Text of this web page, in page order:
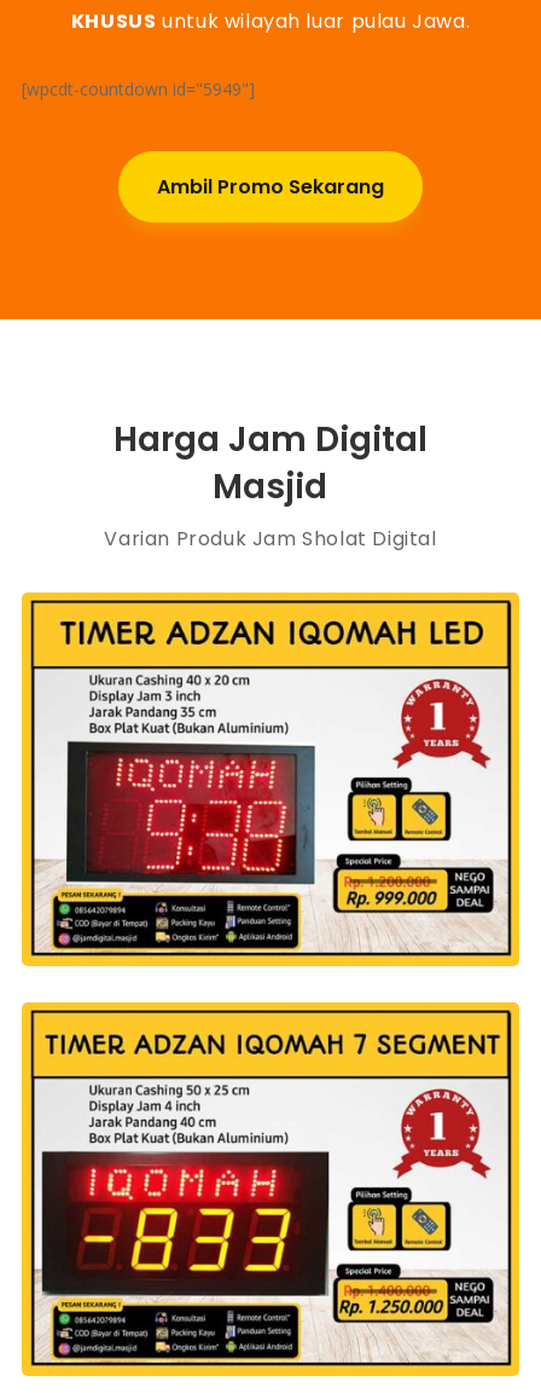
KHUSUS untuk wilayah luar pulau Jawa.
[wpcdt-countdown id="5949"]
Ambil Promo Sekarang
Harga Jam Digital
Masjid
Varian Produk Jam Sholat Digital